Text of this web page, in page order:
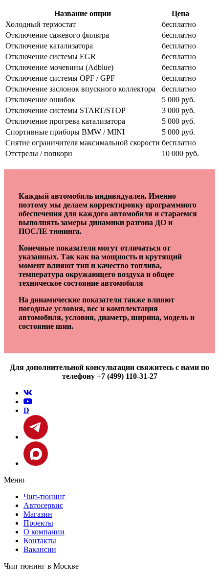
Название опции
Цена
Холодный термостат
бесплатно
Отключение сажевого фильтра
бесплатно
Отключение катализатора
бесплатно
Отключение системы EGR
бесплатно
Отключение мочевины (Adblue)
бесплатно
Отключение системы OPF / GPF
бесплатно
Отключение заслонок впускного коллектора
бесплатно
Отключение ошибок
5 000 руб.
Отключение системы START/STOP
3 000 руб.
Отключение прогрева катализатора
5 000 руб.
Спортивные приборы BMW / MINI
5 000 руб.
Снятие ограничителя максимальной скорости бесплатно
Отстрелы / попкорн
10 000 руб.
Каждый автомобиль индивидуален. Именно
поэтому мы делаем корректировку программного
обеспечения для каждого автомобиля и стараемся
выполнять замеры динамики разгона ДО и
ПОСЛЕ тюнинга.
Конечные показатели могут отличаться от
указанных. Так как на мощность и крутящий
момент влияют тип и качество топлива,
температура окружающего воздуха и общее
техническое состояние автомобиля
На динамические показатели также влияют
погодные условия, вес и комплектация
автомобиля, условия, диаметр, ширина, модель и
состояние шин.
Для дополнительной консультации свяжитесь с нами по
телефону +7 (499) 110-31-27
D
Меню
Чип-тюнинг
Автосервис
Магазин
Проекты
О компании
Контакты
Вакансии
Чип тюнинг в Москве